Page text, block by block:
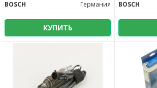
BOSCH
Германия
КУПИТЬ
BOSCH